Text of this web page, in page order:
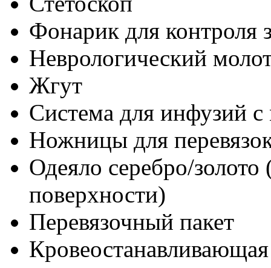
Фонарик для контроля
Неврологический
Жгут
Система для инфузий
Ножницы для
Одеяло серебро/
поверхности)
Перевязочный пакет